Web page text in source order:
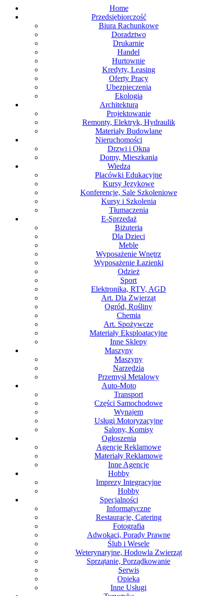
Home
Przedsiębiorczość
Biura Rachunkowe
Doradztwo
Drukarnie
Handel
Hurtownie
Kredyty, Leasing
Oferty Pracy
Ubezpieczenia
Ekologia
Architektura
Projektowanie
Remonty, Elektryk, Hydraulik
Materiały Budowlane
Nieruchomości
Drzwi i Okna
Domy, Mieszkania
Wiedza
Placówki Edukacyjne
Kursy Językowe
Konferencje, Sale Szkoleniowe
Kursy i Szkolenia
Tłumaczenia
E-Sprzedaż
Biżuteria
Dla Dzieci
Meble
Wyposażenie Wnętrz
Wyposażenie Łazienki
Odzież
Sport
Elektronika, RTV, AGD
Art. Dla Zwierząt
Ogród, Rośliny
Chemia
Art. Spożywcze
Materiały Eksploatacyjne
Inne Sklepy
Maszyny
Maszyny
Narzędzia
Przemysł Metalowy
Auto-Moto
Transport
Części Samochodowe
Wynajem
Usługi Motoryzacyjne
Salony, Komisy
Ogłoszenia
Agencje Reklamowe
Materiały Reklamowe
Inne Agencje
Hobby
Imprezy Integracyjne
Hobby
Specjalności
Informatyczne
Restauracje, Catering
Fotografia
Adwokaci, Porady Prawne
Ślub i Wesele
Weterynaryjne, Hodowla Zwierząt
Sprzątanie, Porządkowanie
Serwis
Opieka
Inne Usługi